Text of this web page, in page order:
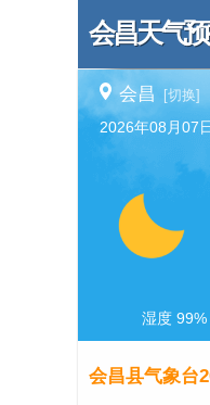
会昌天气
会昌 [切换]
2026年08月
湿度 99%
会昌县气象台